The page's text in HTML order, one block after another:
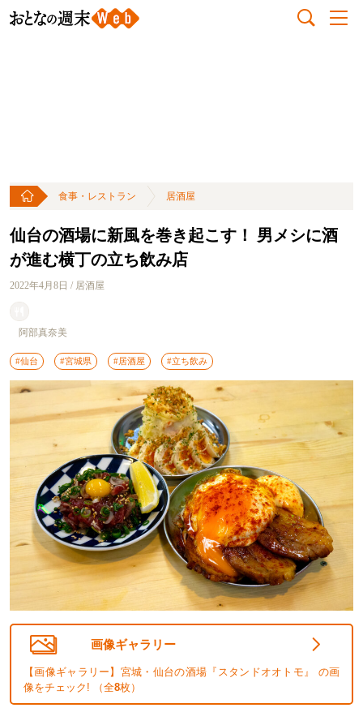
食事・レストラン 居酒屋
仙台の酒場に新風を巻き起こす！ 男メシに酒
が進む横丁の立ち飲み店
2022年4月8日 / 居酒屋
阿部真奈美
#仙台 #宮城県 #居酒屋 #立ち飲み
画像ギャラリー
【画像ギャラリー】宮城・仙台の酒場『スタンドオオトモ』 の画
像をチェック! （全8枚）